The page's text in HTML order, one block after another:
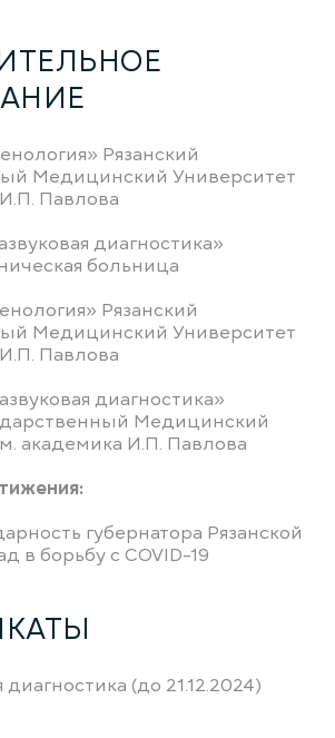
Рязанский
Медицинский Университет
Павлова
диагностика»
больница
Рязанский
Медицинский Университет
Павлова
диагностика»
Медицинский
академика И.П. Павлова
губернатора Рязанской
в борьбу с COVID-19
диагностика (до 21.12.2024)